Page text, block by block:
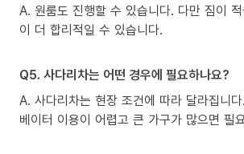
A. 원룸도 진행할 수 있습니다. 다만 짐이
이 더 합리적일 수 있습니다.
Q5. 사다리차는 어떤 경우에 필요하나요?
A. 사다리차는 현장 조건에 따라 달라집니
베이터 이용이 어렵고 큰 가구가 많으면 필